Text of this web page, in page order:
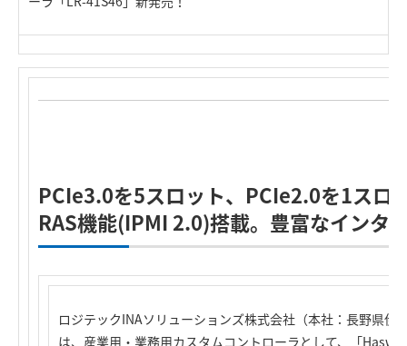
PCIe3.0を5スロット、PCIe2.0を1スロ
RAS機能(IPMI 2.0)搭載。豊富なインタ
ロジテックINAソリューションズ株式会社（本社：長野県伊
は、産業用・業務用カスタムコントローラとして、「